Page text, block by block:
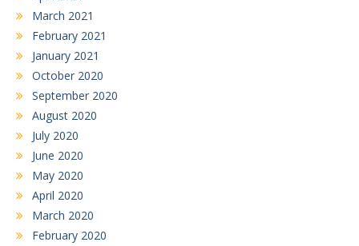
March 2021
February 2021
January 2021
October 2020
September 2020
August 2020
July 2020
June 2020
May 2020
April 2020
March 2020
February 2020